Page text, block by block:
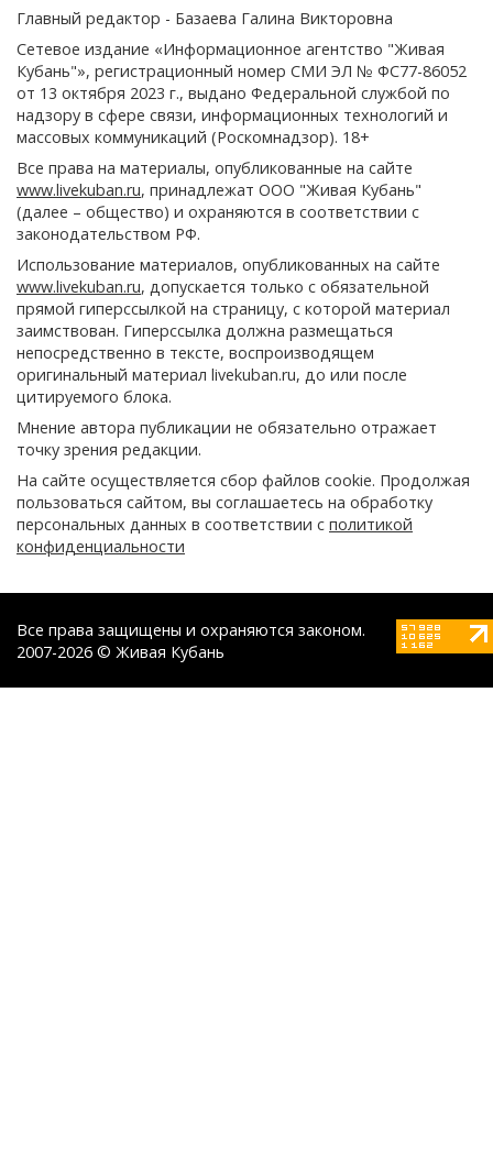
Главный редактор - Базаева Галина Викторовна
Сетевое издание «Информационное агентство "Живая
Кубань"», регистрационный номер СМИ ЭЛ № ФС77-86052
от 13 октября 2023 г., выдано Федеральной службой по
надзору в сфере связи, информационных технологий и
массовых коммуникаций (Роскомнадзор). 18+
Все права на материалы, опубликованные на сайте
www.livekuban.ru, принадлежат ООО "Живая Кубань"
(далее – общество) и охраняются в соответствии с
законодательством РФ.
Использование материалов, опубликованных на сайте
www.livekuban.ru, допускается только с обязательной
прямой гиперссылкой на страницу, с которой материал
заимствован. Гиперссылка должна размещаться
непосредственно в тексте, воспроизводящем
оригинальный материал livekuban.ru, до или после
цитируемого блока.
Мнение автора публикации не обязательно отражает
точку зрения редакции.
На сайте осуществляется сбор файлов cookie. Продолжая
пользоваться сайтом, вы соглашаетесь на обработку
персональных данных в соответствии с политикой
конфиденциальности
Все права защищены и охраняются законом.
2007-2026 © Живая Кубань